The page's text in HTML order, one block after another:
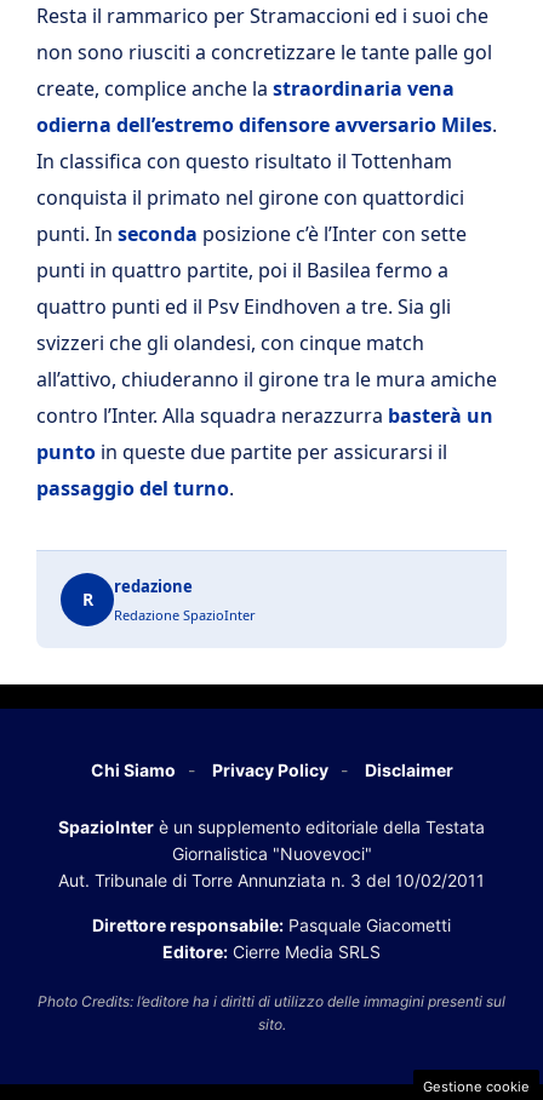
Resta il rammarico per Stramaccioni ed i suoi che
non sono riusciti a concretizzare le tante palle gol
create, complice anche la straordinaria vena
odierna dell’estremo difensore avversario Miles.
In classifica con questo risultato il Tottenham
conquista il primato nel girone con quattordici
punti. In seconda posizione c’è l’Inter con sette
punti in quattro partite, poi il Basilea fermo a
quattro punti ed il Psv Eindhoven a tre. Sia gli
svizzeri che gli olandesi, con cinque match
all’attivo, chiuderanno il girone tra le mura amiche
contro l’Inter. Alla squadra nerazzurra basterà un
punto in queste due partite per assicurarsi il
passaggio del turno.
R
redazione
Redazione SpazioInter
Chi Siamo Privacy Policy Disclaimer
SpazioInter è un supplemento editoriale della Testata
Giornalistica "Nuovevoci"
Aut. Tribunale di Torre Annunziata n. 3 del 10/02/2011
Direttore responsabile: Pasquale Giacometti
Editore: Cierre Media SRLS
Photo Credits: l’editore ha i diritti di utilizzo delle immagini presenti sul
sito.
Gestione cookie